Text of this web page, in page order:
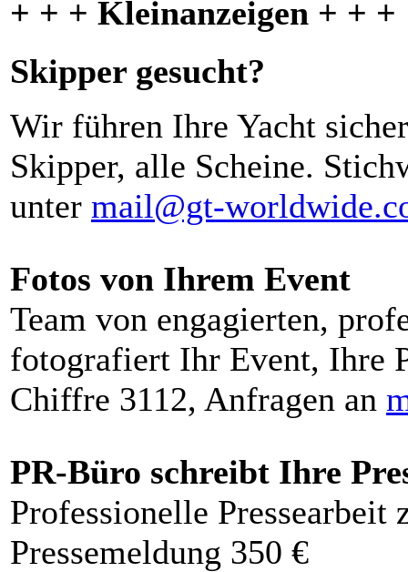
+ + + Kleinanzeigen + + +
Skipper gesucht?
Wir führen Ihre Yacht
Skipper, alle Scheine.
unter mail@gt-
Fotos von Ihrem Event
Team von engagierten,
fotografiert Ihr Event, Ihre
Chiffre 3112, Anfragen an
PR-Büro schreibt Ihre
Professionelle Pressearbeit
Pressemeldung 350 €